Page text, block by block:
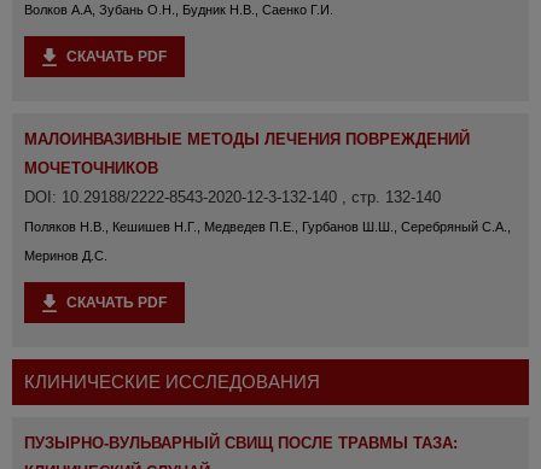
Волков А.А, Зубань О.Н., Будник Н.В., Саенко Г.И.
СКАЧАТЬ PDF
МАЛОИНВАЗИВНЫЕ МЕТОДЫ ЛЕЧЕНИЯ ПОВРЕЖДЕНИЙ
МОЧЕТОЧНИКОВ
DOI: 10.29188/2222-8543-2020-12-3-132-140 , стр. 132-140
Поляков Н.В., Кешишев Н.Г., Медведев П.Е., Гурбанов Ш.Ш., Серебряный С.А.,
Меринов Д.С.
СКАЧАТЬ PDF
КЛИНИЧЕСКИЕ ИССЛЕДОВАНИЯ
ПУЗЫРНО-ВУЛЬВАРНЫЙ СВИЩ ПОСЛЕ ТРАВМЫ ТАЗА: